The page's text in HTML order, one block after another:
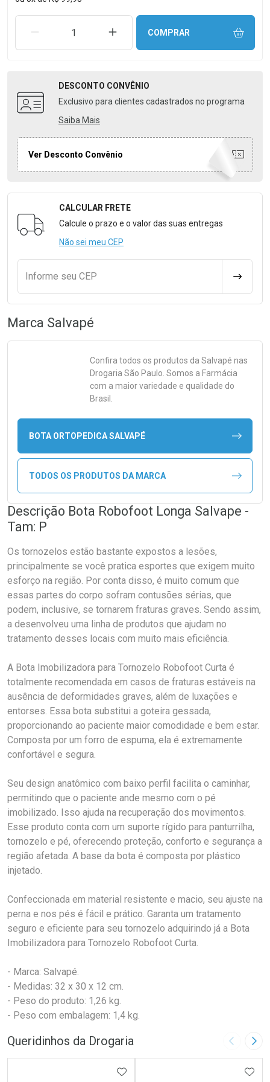
REMOVER UMA UNIDADEAUMENTAR UMA UNIDADE
COMPRAR
DESCONTO CONVÊNIO
Exclusivo para clientes cadastrados no programa
Saiba Mais
Ver Desconto Convênio
Formulário para Calcular o Frete
CALCULAR FRETE
Calcule o prazo e o valor das suas entregas
Não sei meu CEP
Informe seu CEP
Marca Salvapé
Confira todos os produtos da Salvapé nas
Drogaria São Paulo. Somos a Farmácia
com a maior variedade e qualidade do
Brasil.
BOTA ORTOPEDICA SALVAPÉ
TODOS OS PRODUTOS DA MARCA
Descrição Bota Robofoot Longa Salvape -
Tam: P
Os tornozelos estão bastante expostos a lesões,
principalmente se você pratica esportes que exigem muito
esforço na região. Por conta disso, é muito comum que
essas partes do corpo sofram contusões sérias, que
podem, inclusive, se tornarem fraturas graves. Sendo assim,
a desenvolveu uma linha de produtos que ajudam no
tratamento desses locais com muito mais eficiência.
A Bota Imobilizadora para Tornozelo Robofoot Curta é
totalmente recomendada em casos de fraturas estáveis na
ausência de deformidades graves, além de luxações e
entorses. Essa bota substitui a goteira gessada,
proporcionando ao paciente maior comodidade e bem estar.
Composta por um forro de espuma, ela é extremamente
confortável e segura.
Seu design anatômico com baixo perfil facilita o caminhar,
permitindo que o paciente ande mesmo com o pé
imobilizado. Isso ajuda na recuperação dos movimentos.
Esse produto conta com um suporte rígido para panturrilha,
tornozelo e pé, oferecendo proteção, conforto e segurança a
região afetada. A base da bota é composta por plástico
injetado.
Confeccionada em material resistente e macio, seu ajuste na
perna e nos pés é fácil e prático. Garanta um tratamento
seguro e eficiente para seu tornozelo adquirindo já a Bota
Imobilizadora para Tornozelo Robofoot Curta.
- Marca: Salvapé.
- Medidas: 32 x 30 x 12 cm.
- Peso do produto: 1,26 kg.
- Peso com embalagem: 1,4 kg.
Queridinhos da Drogaria Imagem
ADICIONAR AOS FAVORITOS